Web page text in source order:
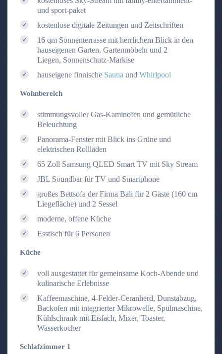
und sport-paket
kostenlose digitale Zeitungen und Zeitschriften
16 qm Sonnenterrasse mit herrlichem Blick in den
hauseigenen Garten, Gartenmöbeln und 2
Liegen, Sonnenschutz-Markise
hauseigene finnische Sauna und Whirlpool
Wohnbereich
stimmungsvoller Gas-Kaminofen und gemütliche
Beleuchtung
Panorama-Fenster mit Blick ins Grüne und
elektrischen Rollläden
65 Zoll Samsung QLED Smart TV mit Sky Stream
JBL Soundbar für TV und Smartphone
großes Bettsofa der Firma Bali für 2 Gäste (160 cm
Liegefläche) und 2 Sessel
moderne, offene Küche
Esstisch für 6 Personen
Küche
voll ausgestattet für gemeinsame Koch-Abende und
kulinarische Erlebnisse
Kaffeemaschine, 4-Felder-Ceranherd, Dunstabzug,
Backofen mit integrierter Mikrowelle, Spülmaschine,
Kühlschrank mit Eisfach, Mixer, Toaster,
Wasserkocher
Schlafzimmer 1